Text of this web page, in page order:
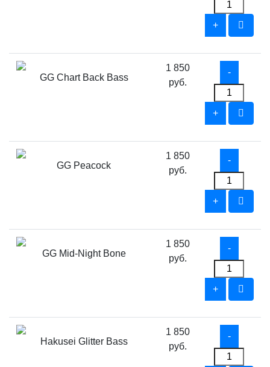
GG Chart Back Bass
1 850
руб.
GG Peacock
1 850
руб.
GG Mid-Night Bone
1 850
руб.
Hakusei Glitter Bass
1 850
руб.